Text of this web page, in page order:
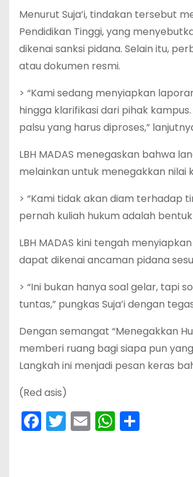
Menurut Suja’i, tindakan tersebut
Pendidikan Tinggi, yang
dikenai sanksi pidana. Selain itu,
atau dokumen resmi.
> “Kami sedang menyiapkan
hingga klarifikasi dari pihak
palsu yang harus diproses,”
LBH MADAS menegaskan bahwa
melainkan untuk menegakkan nilai
> “Kami tidak akan diam terhadap
pernah kuliah hukum adalah
LBH MADAS kini tengah
dapat dikenai ancaman pidana
> “Ini bukan hanya soal gelar, tapi
tuntas,” pungkas Suja’i dengan
Dengan semangat “Menegakkan
memberi ruang bagi siapa pun
Langkah ini menjadi pesan keras
(Red asis)
F
a
T
w
E
m
W
h